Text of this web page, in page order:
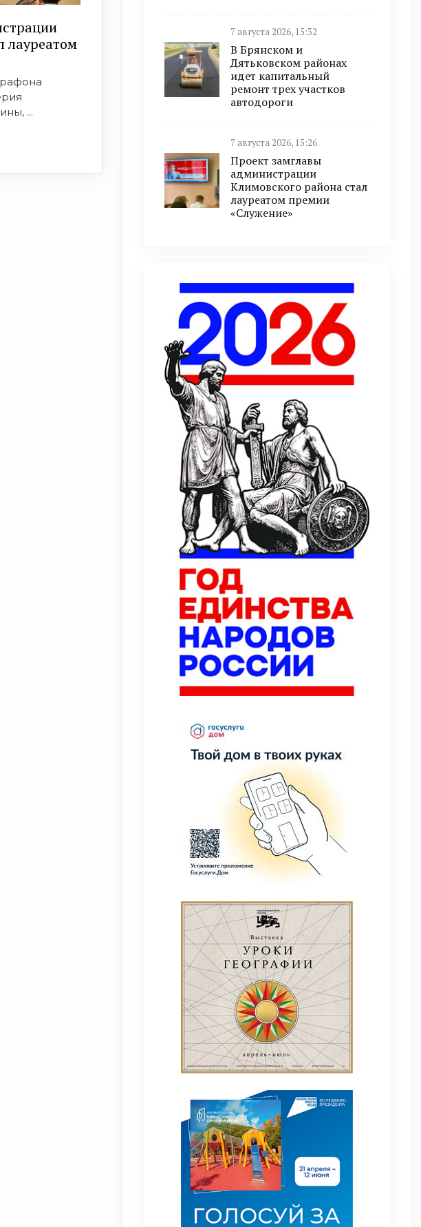
лауреатом
...
7 августа 2026, 15:32
В Брянском и
Дятьковском районах
идет капитальный
ремонт трех участков
автодороги
7 августа 2026, 15:26
Проект замглавы
администрации
Климовского района стал
лауреатом премии
«Служение»